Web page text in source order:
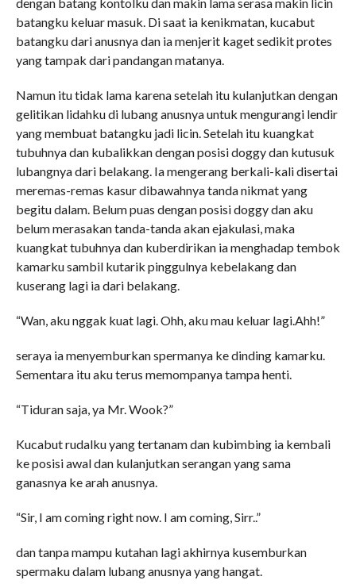
batangku keluar masuk. Di saat ia kenikmatan, kucabut
batangku dari anusnya dan ia menjerit kaget sedikit protes
yang tampak dari pandangan matanya.
Namun itu tidak lama karena setelah itu kulanjutkan dengan
gelitikan lidahku di lubang anusnya untuk mengurangi lendir
yang membuat batangku jadi licin. Setelah itu kuangkat
tubuhnya dan kubalikkan dengan posisi doggy dan kutusuk
lubangnya dari belakang. Ia mengerang berkali-kali disertai
meremas-remas kasur dibawahnya tanda nikmat yang
begitu dalam. Belum puas dengan posisi doggy dan aku
belum merasakan tanda-tanda akan ejakulasi, maka
kuangkat tubuhnya dan kuberdirikan ia menghadap tembok
kamarku sambil kutarik pinggulnya kebelakang dan
kuserang lagi ia dari belakang.
“Wan, aku nggak kuat lagi. Ohh, aku mau keluar lagi.Ahh!”
seraya ia menyemburkan spermanya ke dinding kamarku.
Sementara itu aku terus memompanya tampa henti.
“Tiduran saja, ya Mr. Wook?”
Kucabut rudalku yang tertanam dan kubimbing ia kembali
ke posisi awal dan kulanjutkan serangan yang sama
ganasnya ke arah anusnya.
“Sir, I am coming right now. I am coming, Sirr..”
dan tanpa mampu kutahan lagi akhirnya kusemburkan
spermaku dalam lubang anusnya yang hangat.